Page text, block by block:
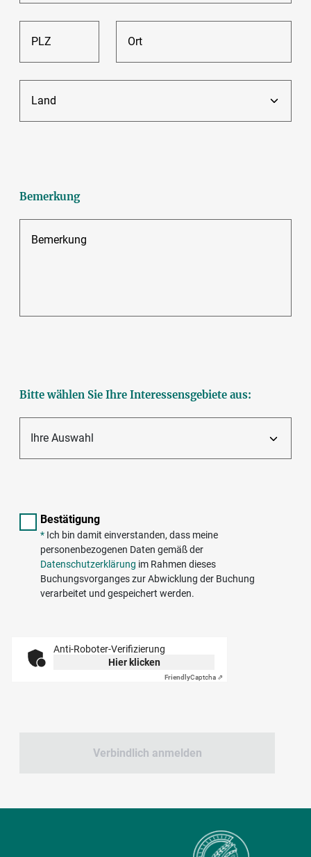
PLZ Ort
Land
Bemerkung
Bemerkung
Bitte wählen Sie Ihre Interessensgebiete aus:
Ihre Auswahl
Bestätigung
* Ich bin damit einverstanden, dass meine
personenbezogenen Daten gemäß der
Datenschutzerklärung im Rahmen dieses
Buchungsvorganges zur Abwicklung der Buchung
verarbeitet und gespeichert werden.
Anti-Roboter-Verifizierung
Hier klicken
FriendlyCaptcha ⇗
Verbindlich anmelden